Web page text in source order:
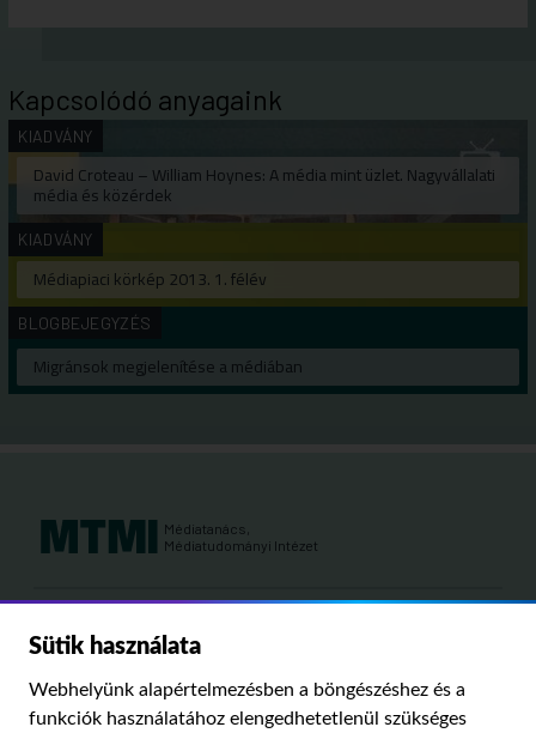
Kapcsolódó anyagaink
KIADVÁNY
David Croteau – William Hoynes: A média mint üzlet. Nagyvállalati
média és közérdek
KIADVÁNY
Médiapiaci körkép 2013. 1. félév
BLOGBEJEGYZÉS
Migránsok megjelenítése a médiában
Sütik használata
Webhelyünk alapértelmezésben a böngészéshez és a
funkciók használatához elengedhetetlenül szükséges
Médiatanács,
Médiatudományi Intézet
Kutatási területeink:
MÉDIA ÉS TÁRSADALOM